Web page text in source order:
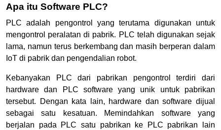
Apa itu Software PLC?
PLC adalah pengontrol yang terutama digunakan untuk
mengontrol peralatan di pabrik. PLC telah digunakan sejak
lama, namun terus berkembang dan masih berperan dalam
IoT di pabrik dan pengendalian robot.
Kebanyakan PLC dari pabrikan pengontrol terdiri dari
hardware dan PLC software yang unik untuk pabrikan
tersebut. Dengan kata lain, hardware dan software dijual
sebagai satu kesatuan. Memindahkan software yang
berjalan pada PLC satu pabrikan ke PLC pabrikan lain